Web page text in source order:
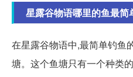
星露谷物语哪里的鱼最简
在星露谷物语中,最简单钓鱼
塘。这个鱼塘只有一个种类